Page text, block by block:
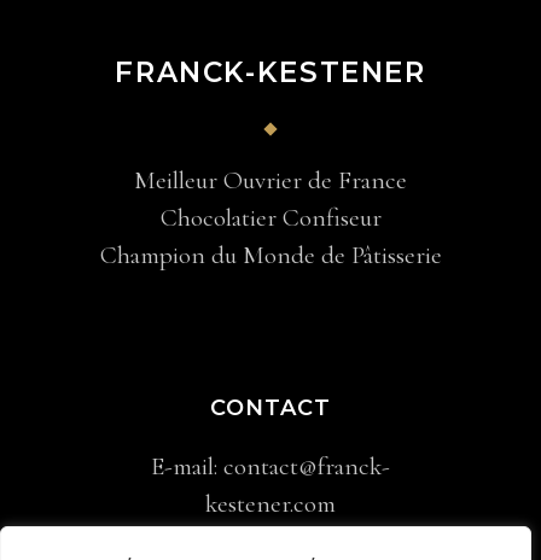
FRANCK-KESTENER
Meilleur Ouvrier de France
Chocolatier Confiseur
Champion du Monde de Pâtisserie
CONTACT
E-mail: contact@franck-
kestener.com